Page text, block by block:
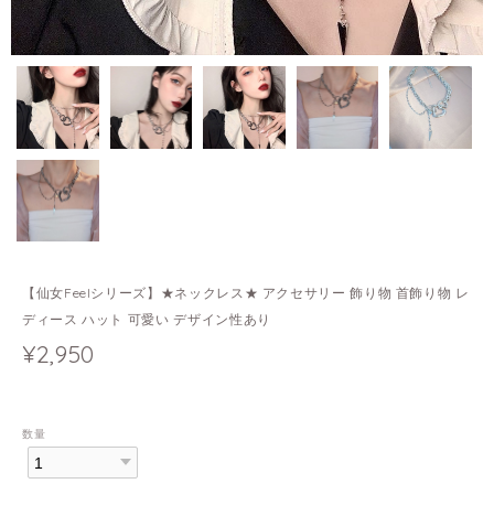
【仙女Feelシリーズ】★ネックレス★ アクセサリー 飾り物 首飾り物 レ
ディース ハット 可愛い デザイン性あり
¥2,950
数量